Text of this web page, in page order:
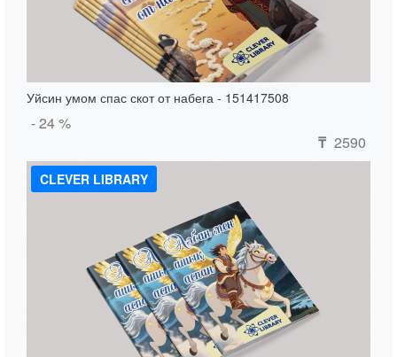
Уйсин умом спас скот от набега - 151417508
- 24 %
₸ 2590
CLEVER LIBRARY